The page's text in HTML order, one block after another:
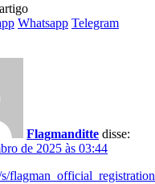
Whatsapp Telegram
Flagmanditte disse:
de 2025 às 03:44
flagman_official_registration